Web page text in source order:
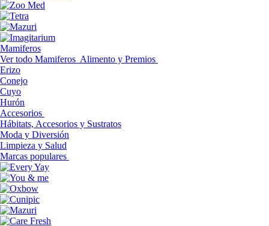
Mamiferos
Ver todo Mamiferos Alimento y Premios
Erizo
Conejo
Cuyo
Hurón
Accesorios
Hábitats, Accesorios y Sustratos
Moda y Diversión
Limpieza y Salud
Marcas populares